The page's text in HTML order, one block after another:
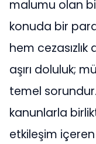
malumu olan
konuda bir
hem
aşırı doluluk;
temel
kanunlarla
etkileşim